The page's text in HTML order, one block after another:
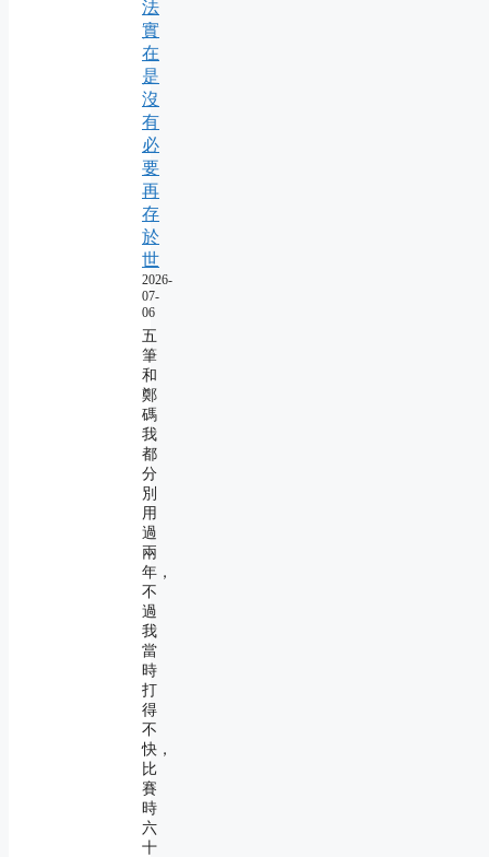
法
實
在
是
沒
有
必
要
再
存
於
世
2026-
07-
06
五
筆
和
鄭
碼
我
都
分
別
用
過
兩
年，
不
過
我
當
時
打
得
不
快，
比
賽
時
六
十